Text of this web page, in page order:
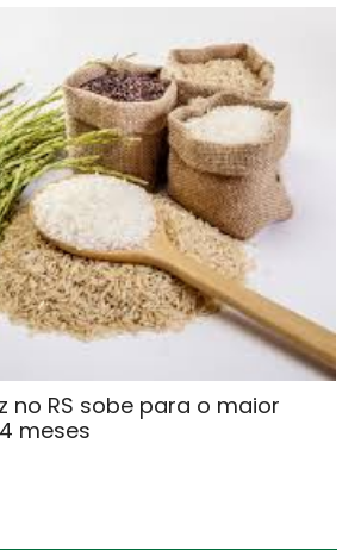
no RS sobe para o maior
meses